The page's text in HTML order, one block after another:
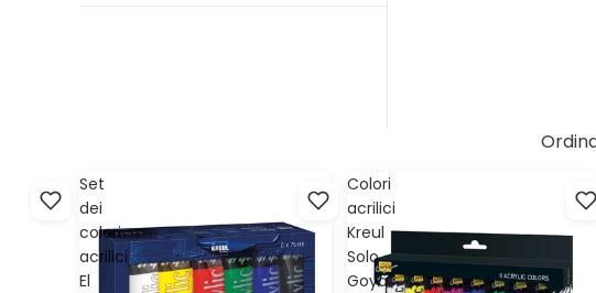
Set
dei
colori
acrilici
El
Colori
acrilici
Kreul
Solo
Goya